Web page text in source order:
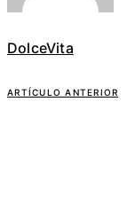
DolceVita
ARTÍCULO ANTERIOR